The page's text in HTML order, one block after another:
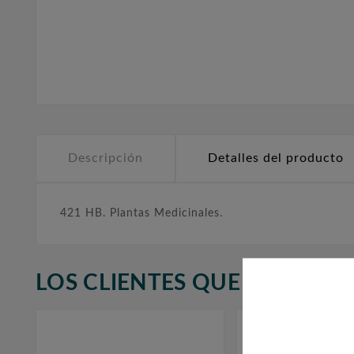
Descripción Detalles del producto
421 HB. Plantas Medicinales.
LOS CLIENTES QUE